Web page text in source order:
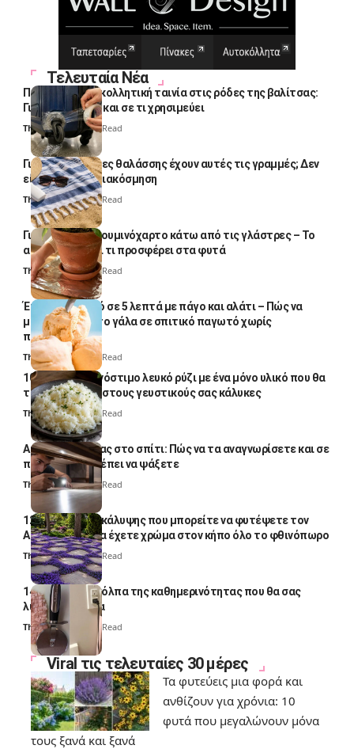
Τελευταία Νέα
Πολλοί βάζουν κολλητική ταινία στις ρόδες της βαλίτσας:
Γιατί το κάνουν και σε τι χρησιμεύει
Thali Ombre 4 Min Read
Γιατί οι πετσέτες θαλάσσης έχουν αυτές τις γραμμές; Δεν
είναι μόνο για διακόσμηση
Thali Ombre5 Min Read
Γιατί βάζουν αλουμινόχαρτο κάτω από τις γλάστρες – Το
απλό κόλπο και τι προσφέρει στα φυτά
Thali Ombre4 Min Read
Έτοιμο παγωτό σε 5 λεπτά με πάγο και αλάτι – Πώς να
μετατρέψετε το γάλα σε σπιτικό παγωτό χωρίς
παγωτομηχανή
Thali Ombre 4 Min Read
10 φορές ποιο νόστιμο λευκό ρύζι με ένα μόνο υλικό που θα
το απογειώσει στους γευστικούς σας κάλυκες
Thali Ombre4 Min Read
Αυγά κατσαρίδας στο σπίτι: Πώς να τα αναγνωρίσετε και σε
ποια σημεία πρέπει να ψάξετε
Thali Ombre4 Min Read
12 φυτά εδαφοκάλυψης που μπορείτε να φυτέψετε τον
Αύγουστο για να έχετε χρώμα στον κήπο όλο το φθινόπωρο
Thali Ombre7 Min Read
14 πανέξυπνα κόλπα της καθημερινότητας που θα σας
λύσουν τα χέρια
Thali Ombre 6 Min Read
Viral τις τελευταίες 30 μέρες
Τα φυτεύεις μια φορά και
ανθίζουν για χρόνια: 10
φυτά που μεγαλώνουν μόνα
τους ξανά και ξανά